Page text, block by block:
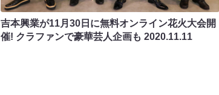
吉本興業が11月30日に無料オンライン花火大会開
催! クラファンで豪華芸人企画も2020.11.11